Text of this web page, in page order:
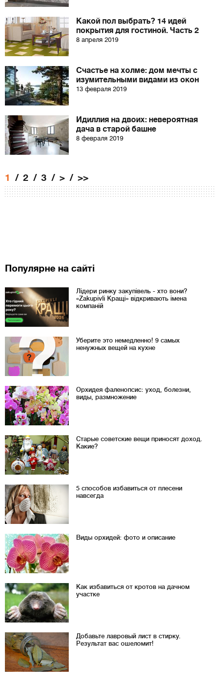
Какой пол выбрать? 14 идей
покрытия для гостиной. Часть 2
8 апреля 2019
Счастье на холме: дом мечты с
изумительными видами из окон
13 февраля 2019
Идиллия на двоих: невероятная
дача в старой башне
8 февраля 2019
1 2 3 > >>
Популярне на сайті
Лідери ринку закупівель - хто вони?
«Zakupivli Кращі» відкривають імена
компаній
Уберите это немедленно! 9 самых
ненужных вещей на кухне
Орхидея фаленопсис: уход, болезни,
виды, размножение
Старые советские вещи приносят доход.
Какие?
5 способов избавиться от плесени
навсегда
Виды орхидей: фото и описание
Как избавиться от кротов на дачном
участке
Добавьте лавровый лист в стирку.
Результат вас ошеломит!